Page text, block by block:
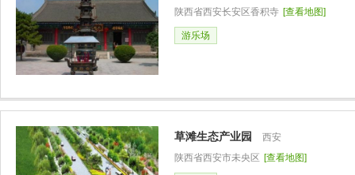
陕西省西安长安区香积寺 [查看地图]
游乐场
草滩生态产业园
西安
陕西省西安市未央区 [查看地图]